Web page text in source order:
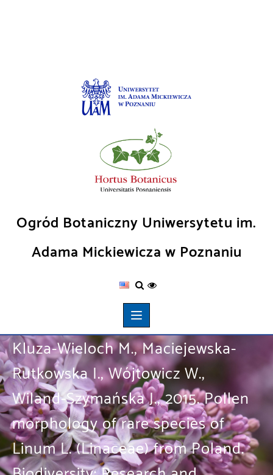
Ogród Botaniczny Uniwersytetu im.
Adama Mickiewicza w Poznaniu
Kluza-Wieloch M., Maciejewska-
Rutkowska I., Wójtowicz W.,
Wiland-Szymańska J., 2015. Pollen
morphology of rare species of
Linum L. (Linaceae) from Poland.